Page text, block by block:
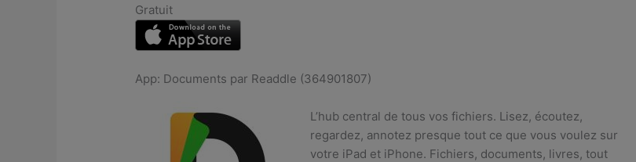
Gratuit
App: Documents par Readdle (364901807)
L’hub central de tous vos fichiers. Lisez, écoutez,
regardez, annotez presque tout ce que vous voulez sur
votre iPad et iPhone. Fichiers, documents, livres, tout